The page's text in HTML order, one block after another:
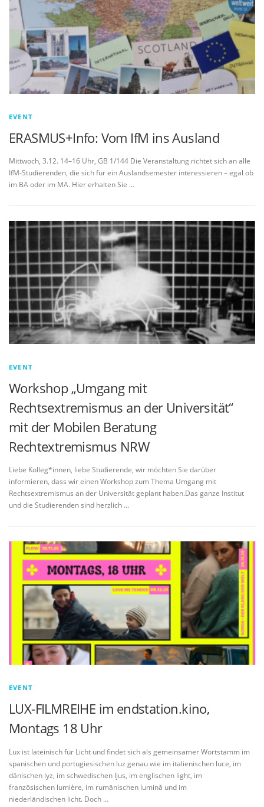
EVENT
ERASMUS+Info: Vom IfM ins Ausland
Mittwoch, 3.12. 14–16 Uhr, GB 1/144 Die Veranstaltung richtet sich an alle
IfM-Studierenden, die sich für ein Auslandsemester interessieren – egal ob
im BA oder im MA. Hier erhalten Sie …
EVENT
Workshop „Umgang mit
Rechtsextremismus an der Universität“
mit der Mobilen Beratung
Rechtextremismus NRW
Liebe Kolleg*innen, liebe Studierende, wir möchten Sie darüber
informieren, dass wir einen Workshop zum Thema Umgang mit
Rechtsextremismus an der Universität geplant haben.Das ganze Institut
und die Studierenden sind herzlich …
EVENT
LUX-FILMREIHE im endstation.kino,
Montags 18 Uhr
Lux ist lateinisch für Licht und findet sich als gemeinsamer Wortstamm im
spanischen und portugiesischen luz genau wie im italienischen luce, im
dänischen lyz, im schwedischen ljus, im englischen light, im
französischen lumière, im rumänischen lumină und im
niederländischen licht. Doch …